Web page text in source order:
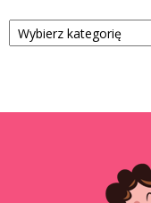
Kategorie